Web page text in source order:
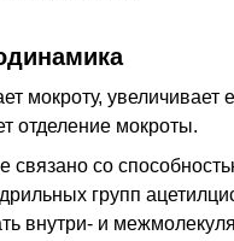
мокроту, увеличивает
отделение мокроты.
связано со
групп
внутри- и